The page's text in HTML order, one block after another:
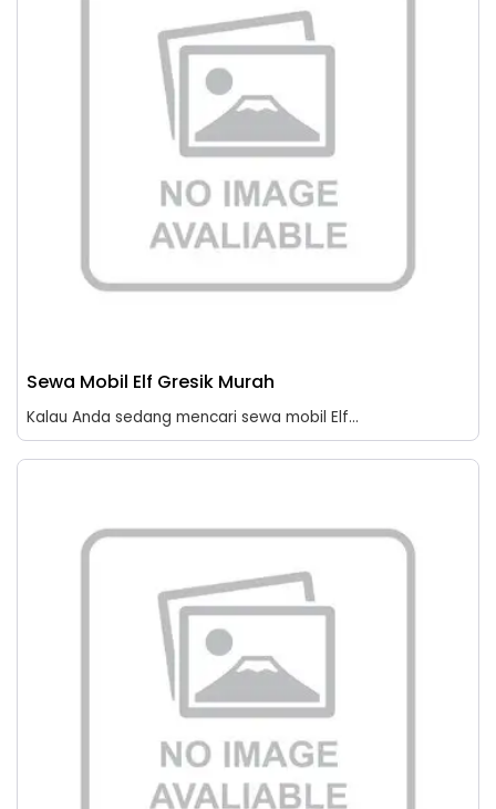
Sewa Mobil Elf Gresik Murah
Kalau Anda sedang mencari sewa mobil Elf...